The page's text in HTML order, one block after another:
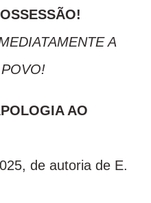
A
AO
de autoria de E.